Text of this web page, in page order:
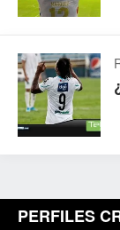
PERFILES